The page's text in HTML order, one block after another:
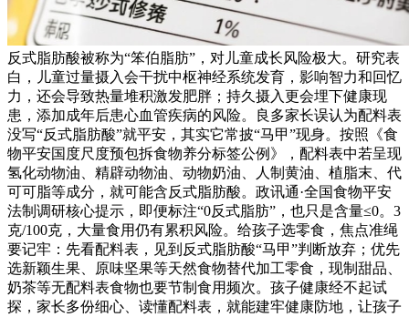
反式脂肪酸被称为“笨伯脂肪”，对儿童成长风险极大。研究表
白，儿童过量摄入会干扰中枢神经系统发育，影响智力和回忆
力，还会导致热量堆积激发肥胖；持久摄入更会埋下健康现
患，添加成年后患心血管疾病的风险。良多家长误认为配料表
没写“反式脂肪酸”就平安，其实它常披“马甲”现身。按照《食
物平安国度尺度预包拆食物养分标签公例》，配料表中若呈现
氢化动物油、精辟动物油、动物奶油、人制黄油、植脂末、代
可可脂等成分，就可能含反式脂肪酸。政讯通·全国食物平安
法制调研核心提示，即便标注“0反式脂肪”，也只是含量≤0。3
克/100克，大量食用仍有累积风险。给孩子选零食，焦点准绳
要记牢：先看配料表，见到反式脂肪酸“马甲”判断放弃；优先
选新颖生果、原味坚果等天然食物替代加工零食，现制甜品、
奶茶等无配料表食物也要节制食用频次。孩子健康经不起试
探，家长多份细心、读懂配料表，就能建牢健康防地，让孩子